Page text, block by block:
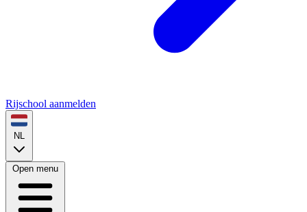
Rijschool aanmelden
NL
Open menu